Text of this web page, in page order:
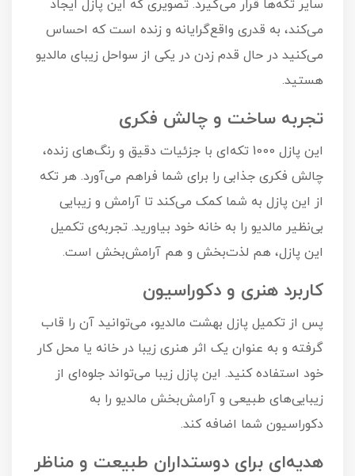
سایر تکه‌ها قرار می‌گیرد. تصویری که این پازل ایجاد
می‌کند، به قدری واقع‌گرایانه و زنده است که احساس
می‌کنید در حال قدم زدن در یکی از سواحل زیبای مالدیو
هستید.
تجربه ساخت و چالش فکری
این پازل 1000 تکه‌ای با جزئیات دقیق و رنگ‌های زنده،
چالش فکری جذابی را برای شما فراهم می‌آورد. هر تکه
از این پازل به شما کمک می‌کند تا آرامش و زیبایی
بی‌نظیر مالدیو را به خانه خود بیاورید. تجربه‌ی تکمیل
این پازل، هم لذت‌بخش و هم آرامش‌بخش است.
کاربرد هنری و دکوراسیون
پس از تکمیل پازل بهشت مالدیو، می‌توانید آن را قاب
گرفته و به عنوان یک اثر هنری زیبا در خانه یا محل کار
خود استفاده کنید. این پازل زیبا می‌تواند جلوه‌ای از
زیبایی‌های طبیعی و آرامش‌بخش مالدیو را به
دکوراسیون شما اضافه کند.
هدیه‌ای برای دوستداران طبیعت و مناظر